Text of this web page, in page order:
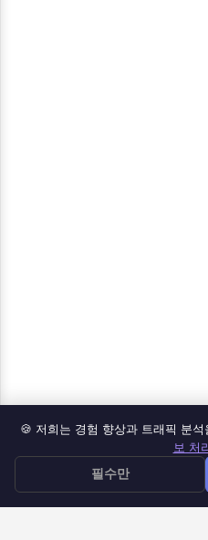
Google
Google
🍪 저희는 경험 향상과 트래픽 분
보 처
필수만